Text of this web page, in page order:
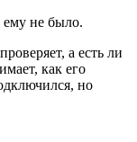
не было.
а есть ли
как его
но